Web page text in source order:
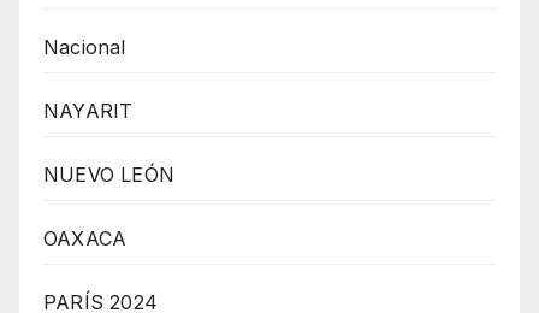
Nacional
NAYARIT
NUEVO LEÓN
OAXACA
PARÍS 2024